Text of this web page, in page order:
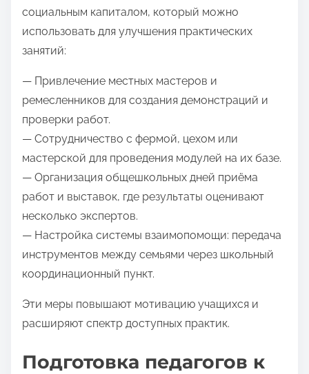
социальным капиталом, который можно
использовать для улучшения практических
занятий:
— Привлечение местных мастеров и
ремесленников для создания демонстраций и
проверки работ.
— Сотрудничество с фермой, цехом или
мастерской для проведения модулей на их базе.
— Организация общешкольных дней приёма
работ и выставок, где результаты оценивают
несколько экспертов.
— Настройка системы взаимопомощи: передача
инструментов между семьями через школьный
координационный пункт.
Эти меры повышают мотивацию учащихся и
расширяют спектр доступных практик.
Подготовка педагогов к